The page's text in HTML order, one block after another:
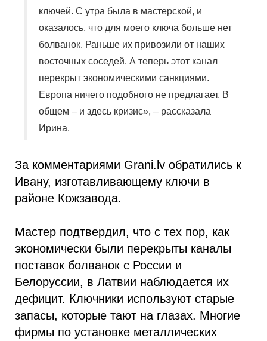
ключей. С утра была в мастерской, и
оказалось, что для моего ключа больше нет
болванок. Раньше их привозили от наших
восточных соседей. А теперь этот канал
перекрыт экономическими санкциями.
Европа ничего подобного не предлагает. В
общем – и здесь кризис», – рассказала
Ирина.
За комментариями Grani.lv обратились к
Ивану, изготавливающему ключи в
районе Кожзавода.
Мастер подтвердил, что с тех пор, как
экономически были перекрыты каналы
поставок болванок с России и
Белоруссии, в Латвии наблюдается их
дефицит. Ключники используют старые
запасы, которые тают на глазах. Многие
фирмы по установке металлических